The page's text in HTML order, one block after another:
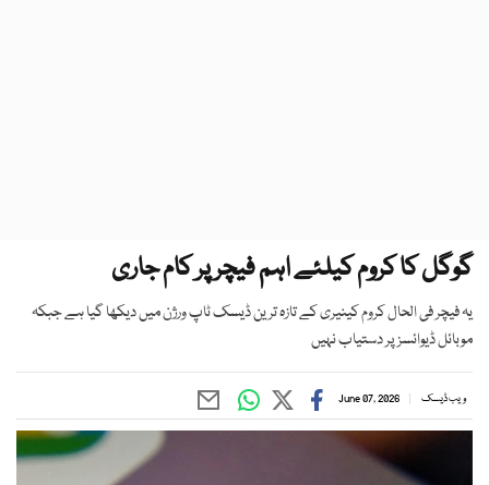
گوگل کا کروم کیلئے اہم فیچر پر کام جاری
یہ فیچر فی الحال کروم کینیری کے تازہ ترین ڈیسک ٹاپ ورژن میں دیکھا گیا ہے جبکہ
موبائل ڈیوائسز پر دستیاب نہیں
ویب ڈیسک June 07, 2026